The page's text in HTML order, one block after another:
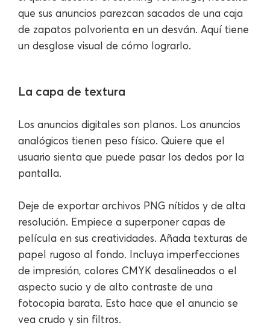
que sus anuncios parezcan sacados de una caja
de zapatos polvorienta en un desván. Aquí tiene
un desglose visual de cómo lograrlo.
La capa de textura
Los anuncios digitales son planos. Los anuncios
analógicos tienen peso físico. Quiere que el
usuario sienta que puede pasar los dedos por la
pantalla.
Deje de exportar archivos PNG nítidos y de alta
resolución. Empiece a superponer capas de
película en sus creatividades. Añada texturas de
papel rugoso al fondo. Incluya imperfecciones
de impresión, colores CMYK desalineados o el
aspecto sucio y de alto contraste de una
fotocopia barata. Esto hace que el anuncio se
vea crudo y sin filtros.